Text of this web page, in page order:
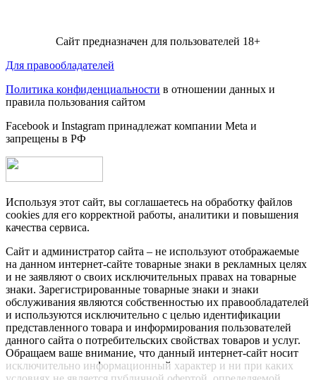
Сайт предназначен для пользователей 18+
Для правообладателей
Политика конфиденциальности в отношении данных и
правила пользования сайтом
Facebook и Instagram принадлежат компании Metа и
запрещены в РФ
Используя этот сайт, вы соглашаетесь на обработку файлов
cookies для его корректной работы, аналитики и повышения
качества сервиса.
Сайт и администратор сайта – не используют отображаемые
на данном интернет-сайте товарные знаки в рекламных целях
и не заявляют о своих исключительных правах на товарные
знаки. Зарегистрированные товарные знаки и знаки
обслуживания являются собственностью их правообладателей
и используются исключительно с целью идентификации
представленного товара и информирования пользователей
данного сайта о потребительских свойствах товаров и услуг.
Обращаем ваше внимание, что данный интернет-сайт носит
исключительно информационный характер и ни при каких